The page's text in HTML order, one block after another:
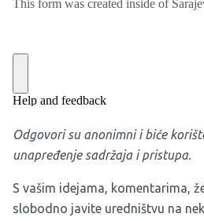
Odgovori su anonimni i biće
unapređenje sadržaja i pristupa.
S vašim idejama, komentarima,
slobodno javite uredništvu na